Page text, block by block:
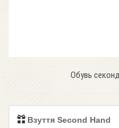
Обувь
Взуття Second Hand